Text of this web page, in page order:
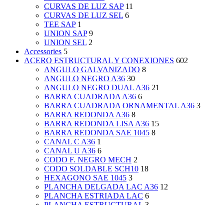
CURVAS DE LUZ SAP 11
CURVAS DE LUZ SEL 6
TEE SAP 1
UNION SAP 9
UNION SEL 2
Accessories 5
ACERO ESTRUCTURAL Y CONEXIONES 602
ANGULO GALVANIZADO 8
ANGULO NEGRO A36 30
ANGULO NEGRO DUAL A36 21
BARRA CUADRADA A36 6
BARRA CUADRADA ORNAMENTAL A36 3
BARRA REDONDA A36 8
BARRA REDONDA LISA A36 15
BARRA REDONDA SAE 1045 8
CANAL C A36 1
CANAL U A36 6
CODO F. NEGRO MECH 2
CODO SOLDABLE SCH10 18
HEXAGONO SAE 1045 3
PLANCHA DELGADA LAC A36 12
PLANCHA ESTRIADA LAC 6